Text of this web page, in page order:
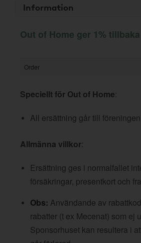
Information
Out of Home ger 1% tillbaka
Order
Speciellt för Out of Home:
All ersättning går till föreningen
Allmänna villkor:
Ersättning ges i normalfallet
försäkringar, presentkort och
Obs: Användande av
rabatter (t ex Mecenat) som ej
Sponsorhuset kan resultera i